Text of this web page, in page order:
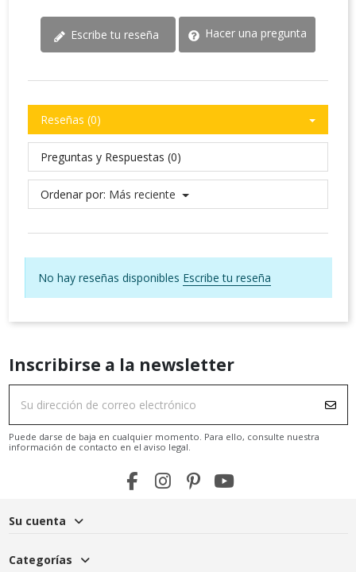
Escribe tu reseña Hacer una pregunta
Reseñas (0)
Preguntas y Respuestas (0)
Ordenar por: Más reciente
No hay reseñas disponibles Escribe tu reseña
Inscribirse a la newsletter
Puede darse de baja en cualquier momento. Para ello, consulte nuestra
información de contacto en el aviso legal.
Su cuenta
Categorías